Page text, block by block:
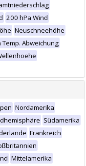
200 hPa Wind
Neuschneehöhe
Temp. Abweichung
Nordamerika
Südamerika
Frankreich
Mittelamerika